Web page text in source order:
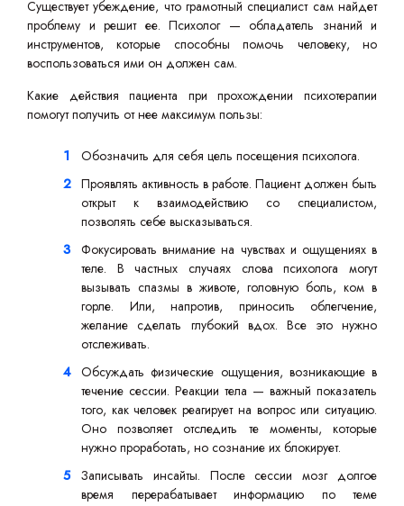
Существует убеждение, что грамотный специалист сам найдет
проблему и решит ее. Психолог — обладатель знаний и
инструментов, которые способны помочь человеку, но
воспользоваться ими он должен сам.
Какие действия пациента при прохождении психотерапии
помогут получить от нее максимум пользы:
Обозначить для себя цель посещения психолога.
Проявлять активность в работе. Пациент должен быть
открыт к взаимодействию со специалистом,
позволять себе высказываться.
Фокусировать внимание на чувствах и ощущениях в
теле. В частных случаях слова психолога могут
вызывать спазмы в животе, головную боль, ком в
горле. Или, напротив, приносить облегчение,
желание сделать глубокий вдох. Все это нужно
отслеживать.
Обсуждать физические ощущения, возникающие в
течение сессии. Реакции тела — важный показатель
того, как человек реагирует на вопрос или ситуацию.
Оно позволяет отследить те моменты, которые
нужно проработать, но сознание их блокирует.
Записывать инсайты. После сессии мозг долгое
время перерабатывает информацию по теме